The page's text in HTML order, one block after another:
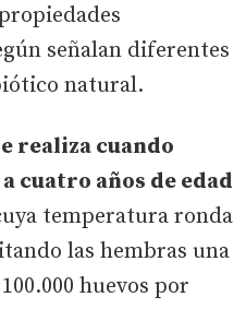
señalan diferentes
natural.
realiza cuando
cuatro años de edad
temperatura ronda
las hembras una
huevos por